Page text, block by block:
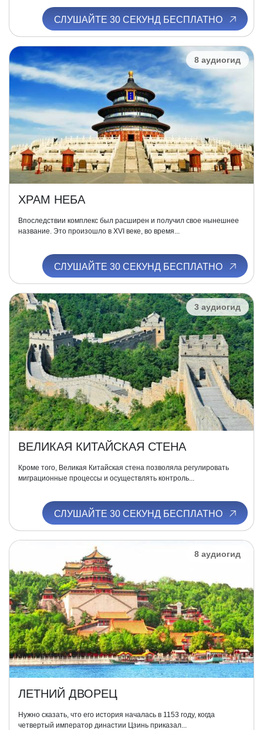
СЛУШАЙТЕ 30 СЕКУНД БЕСПЛАТНО
8 аудиогид
ХРАМ НЕБА
Впоследствии комплекс был расширен и получил свое нынешнее
название. Это произошло в XVI веке, во время...
СЛУШАЙТЕ 30 СЕКУНД БЕСПЛАТНО
3 аудиогид
ВЕЛИКАЯ КИТАЙСКАЯ СТЕНА
Кроме того, Великая Китайская стена позволяла регулировать
миграционные процессы и осуществлять контроль...
СЛУШАЙТЕ 30 СЕКУНД БЕСПЛАТНО
8 аудиогид
ЛЕТНИЙ ДВОРЕЦ
Нужно сказать, что его история началась в 1153 году, когда
четвертый император династии Цзинь приказал...